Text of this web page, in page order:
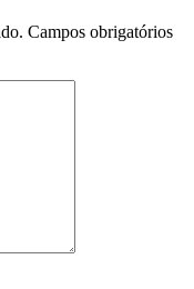
Campos obrigatórios